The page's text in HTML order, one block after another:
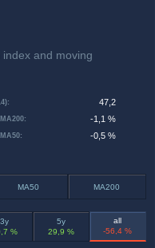
and moving
: -1,1 %
: 47,2
: -0,5 %
MA50 MA200
3y
%
5y
29,9 %
all
-56,4 %